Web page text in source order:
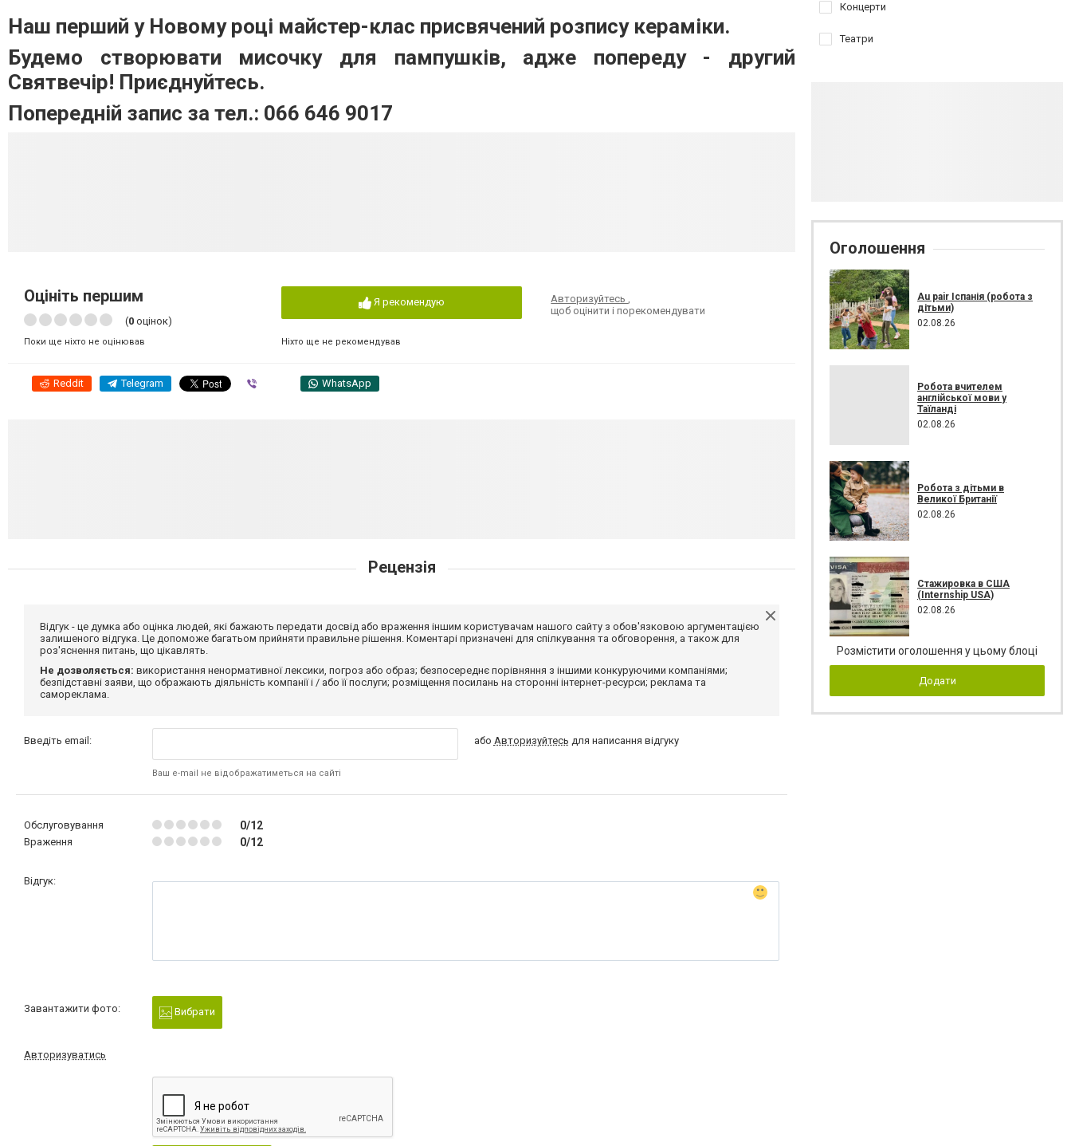
Наш перший у Новому році майстер-клас присвячений розпису кераміки.
Будемо створювати мисочку для пампушків, адже попереду - другий
Святвечір! Приєднуйтесь.
Попередній запис за тел.: 066 646 9017
Оцініть першим
(0 оцінок)
Поки ще ніхто не оцінював
Я рекомендую
Ніхто ще не рекомендував
Авторизуйтесь,
щоб оцінити і порекомендувати
Reddit Telegram WhatsApp
Рецензія
Відгук - це думка або оцінка людей, які бажають передати досвід або враження іншим користувачам нашого сайту з обов'язковою аргументацією
залишеного відгука. Це допоможе багатьом прийняти правильне рішення. Коментарі призначені для спілкування та обговорення, а також для
роз'яснення питань, що цікавлять.
Не дозволяється: використання ненормативної лексики, погроз або образ; безпосереднє порівняння з іншими конкуруючими компаніями;
безпідставні заяви, що ображають діяльність компанії і / або її послуги; розміщення посилань на сторонні інтернет-ресурси; реклама та
самореклама.
Введіть email:
Ваш e-mail не відображатиметься на сайті
або Авторизуйтесь для написання відгуку
Обслуговування 0/12
Враження 0/12
Відгук:
Завантажити фото: Вибрати
Авторизуватись
Концерти
Театри
Оголошення
Au pair Іспанія (робота з
дітьми)
02.08.26
Робота вчителем
англійської мови у
Таїланді
02.08.26
Робота з дітьми в
Великої Британії
02.08.26
Стажировка в США
(Internship USA)
02.08.26
Розмістити оголошення у цьому блоці
Додати